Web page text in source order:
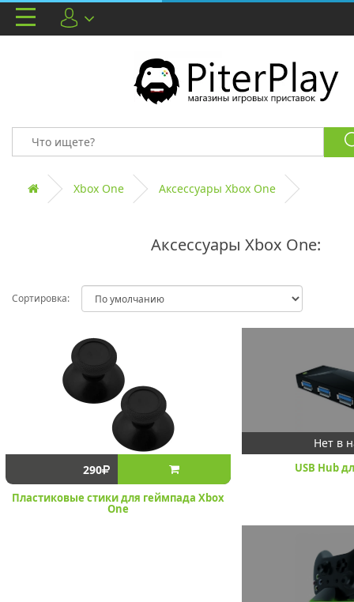
Xbox One Аксессуары Xbox One
Аксессуары Xbox One:
Сортировка:
290
Пластиковые стики для геймпада Xbox
One
USB Hub